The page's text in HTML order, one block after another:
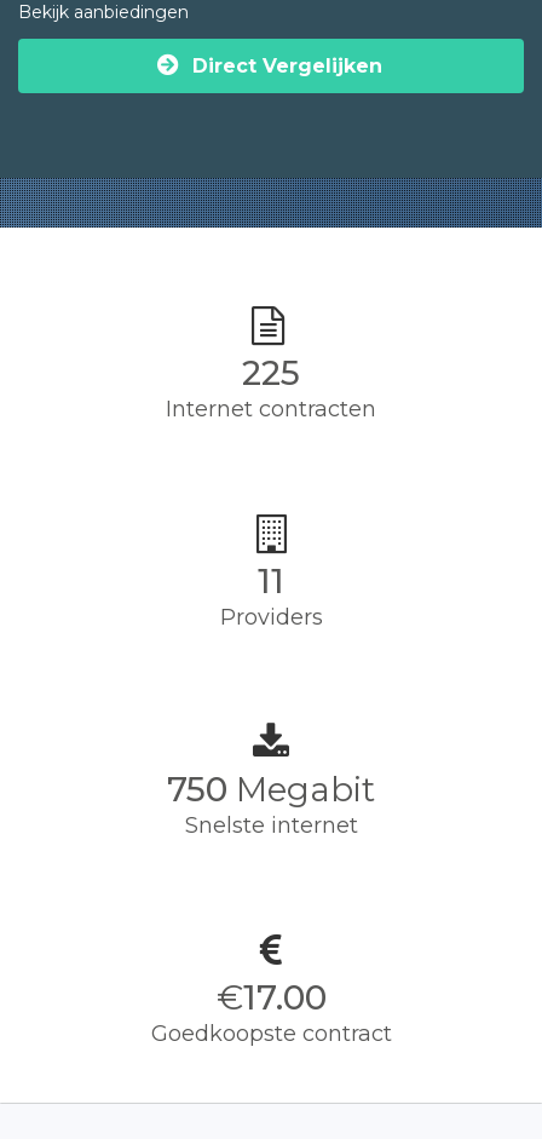
Bekijk aanbiedingen
Direct Vergelijken
225
Internet contracten
11
Providers
750 Megabit
Snelste internet
€17.00
Goedkoopste contract